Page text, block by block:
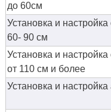
до 60см
Установка и
60- 90 см
Установка и
от 110 см и более
Установка и